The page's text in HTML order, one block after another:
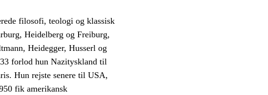
filosofi, teologi og klassisk
Heidelberg og Freiburg,
Heidegger, Husserl og
forlod hun Nazityskland til
Hun rejste senere til USA,
fik amerikansk